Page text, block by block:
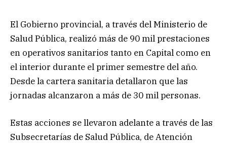
El Gobierno provincial, a través del Ministerio de
Salud Pública, realizó más de 90 mil prestaciones
en operativos sanitarios tanto en Capital como en
el interior durante el primer semestre del año.
Desde la cartera sanitaria detallaron que las
jornadas alcanzaron a más de 30 mil personas.
Estas acciones se llevaron adelante a través de las
Subsecretarías de Salud Pública, de Atención